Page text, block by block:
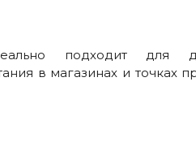
подходит для
в магазинах и точках